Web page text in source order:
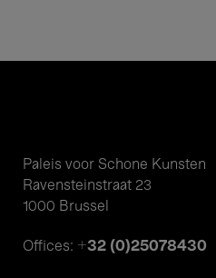
Paleis voor Schone Kunsten
Ravensteinstraat 23
1000 Brussel
Offices: +32 (0)25078430